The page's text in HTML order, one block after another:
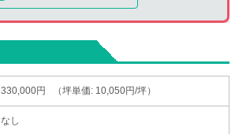
330,000円 （坪単価: 10,050円/坪）
なし